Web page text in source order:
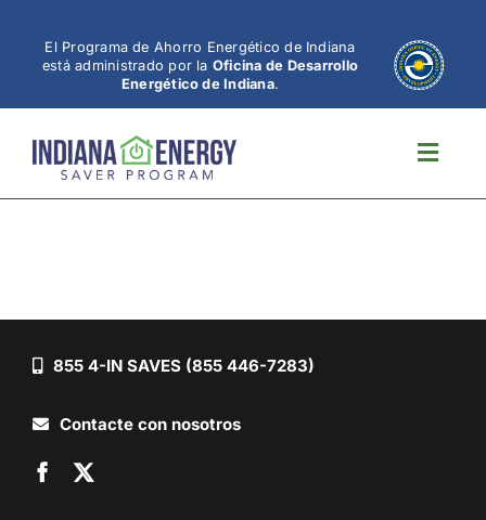
contenido
El Programa de Ahorro Energético de Indiana
está administrado por la Oficina de Desarrollo
Energético de Indiana.
855 4-IN SAVES (855 446-7283)
Contacte con nosotros